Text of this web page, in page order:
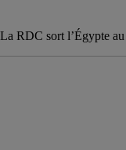
RDC sort l’Égypte au